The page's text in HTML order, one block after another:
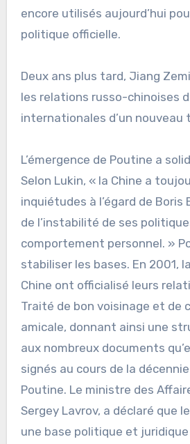
encore utilisés aujourd’hui
politique officielle.
Deux ans plus tard, Jiang
les relations russo-chinoises
internationales d’un nouveau
L’émergence de Poutine a
Selon Lukin, « la Chine a
inquiétudes à l’égard de Boris
de l’instabilité de ses
comportement personnel. »
stabiliser les bases. En 2001,
Chine ont officialisé leurs
Traité de bon voisinage et de
amicale, donnant ainsi une
aux nombreux documents
signés au cours de la
Poutine. Le ministre des
Sergey Lavrov, a déclaré que
une base politique et